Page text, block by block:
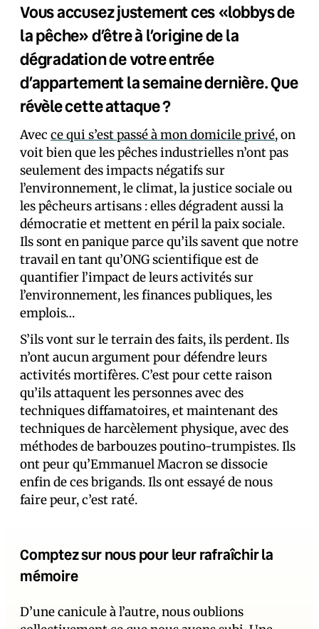
Vous accusez justement ces «lobbys de
la pêche» d’être à l’origine de la
dégradation de votre entrée
d’appartement la semaine dernière. Que
révèle cette attaque ?
Avec ce qui s’est passé à mon domicile privé, on
voit bien que les pêches industrielles n’ont pas
seulement des impacts négatifs sur
l’environnement, le climat, la justice sociale ou
les pêcheurs artisans : elles dégradent aussi la
démocratie et mettent en péril la paix sociale.
Ils sont en panique parce qu’ils savent que notre
travail en tant qu’ONG scientifique est de
quantifier l’impact de leurs activités sur
l’environnement, les finances publiques, les
emplois…
S’ils vont sur le terrain des faits, ils perdent. Ils
n’ont aucun argument pour défendre leurs
activités mortifères. C’est pour cette raison
qu’ils attaquent les personnes avec des
techniques diffamatoires, et maintenant des
techniques de harcèlement physique, avec des
méthodes de barbouzes poutino-trumpistes. Ils
ont peur qu’Emmanuel Macron se dissocie
enfin de ces brigands. Ils ont essayé de nous
faire peur, c’est raté.
Comptez sur nous pour leur rafraîchir la
mémoire
D’une canicule à l’autre, nous oublions